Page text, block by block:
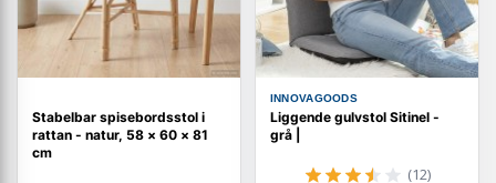
Stabelbar spisebordsstol i
rattan - natur, 58 × 60 × 81
cm
INNOVAGOODS
Liggende gulvstol Sitinel -
grå |
(12)